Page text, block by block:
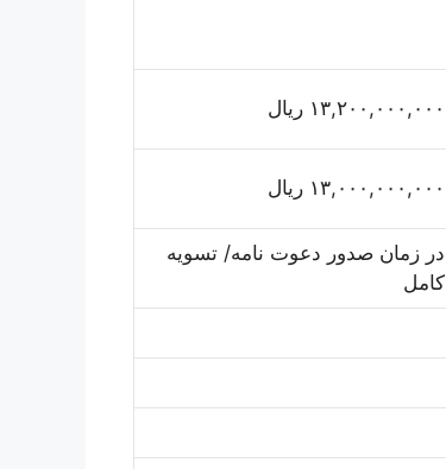
۱۳,۲۰۰,۰۰۰,۰۰۰ ریال
۱۳,۰۰۰,۰۰۰,۰۰۰ ریال
در زمان صدور دعوت نامه/ تسویه
کامل